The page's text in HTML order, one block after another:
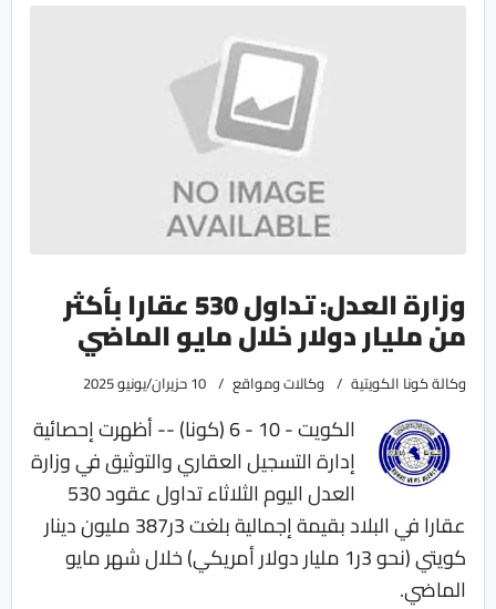
وزارة العدل: تداول 530 عقارا بأكثر
من مليار دولار خلال مايو الماضي
وكالة كونا الكويتية وكالات ومواقع 10 حزيران/يونيو 2025
الكويت - 10 - 6 (كونا) -- أظهرت إحصائية
إدارة التسجيل العقاري والتوثيق في وزارة
العدل اليوم الثلاثاء تداول عقود 530
عقارا في البلاد بقيمة إجمالية بلغت 3ر387 مليون دينار
كويتي (نحو 3ر1 مليار دولار أمريكي) خلال شهر مايو
الماضي.